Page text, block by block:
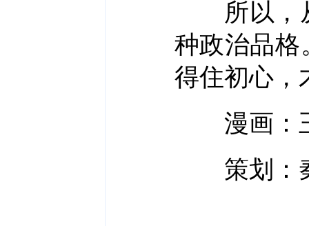
所以，从
种政治品
得住初心，
漫画：
策划：